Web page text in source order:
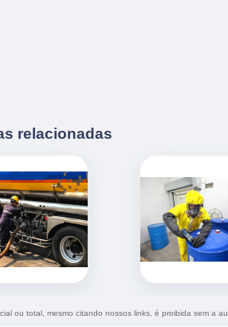
relacionadas
ou total, mesmo citando nossos links, é proibida sem a